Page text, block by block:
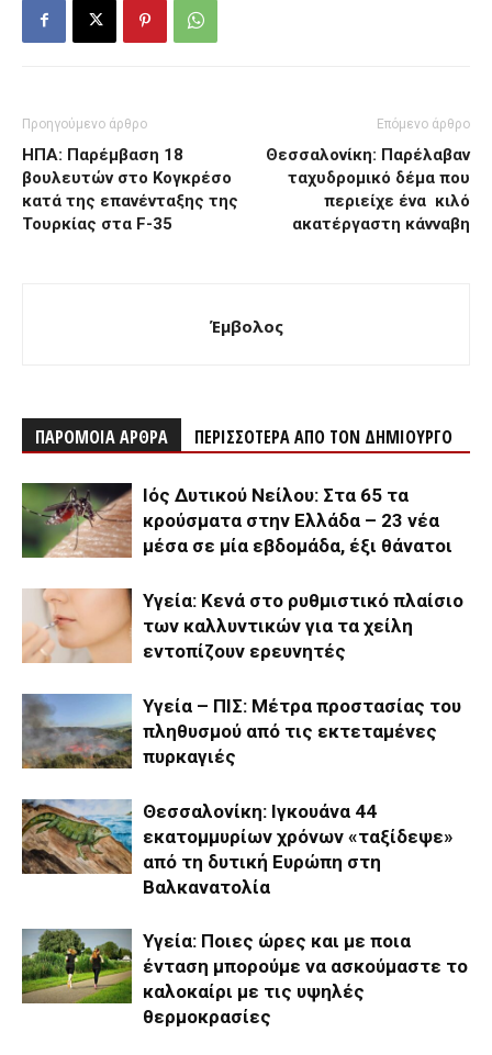
Προηγούμενο άρθρο
ΗΠΑ: Παρέμβαση 18
βουλευτών στο Κογκρέσο
κατά της επανένταξης της
Τουρκίας στα F-35
Επόμενο άρθρο
Θεσσαλονίκη: Παρέλαβαν
ταχυδρομικό δέμα που
περιείχε ένα κιλό
ακατέργαστη κάνναβη
Έμβολος
ΠΑΡΟΜΟΙΑ ΑΡΘΡΑ ΠΕΡΙΣΣΟΤΕΡΑ ΑΠΟ ΤΟΝ ΔΗΜΙΟΥΡΓΟ
Ιός Δυτικού Νείλου: Στα 65 τα
κρούσματα στην Ελλάδα – 23 νέα
μέσα σε μία εβδομάδα, έξι θάνατοι
Υγεία: Κενά στο ρυθμιστικό πλαίσιο
των καλλυντικών για τα χείλη
εντοπίζουν ερευνητές
Υγεία – ΠΙΣ: Μέτρα προστασίας του
πληθυσμού από τις εκτεταμένες
πυρκαγιές
Θεσσαλονίκη: Ιγκουάνα 44
εκατομμυρίων χρόνων «ταξίδεψε»
από τη δυτική Ευρώπη στη
Βαλκανατολία
Υγεία: Ποιες ώρες και με ποια
ένταση μπορούμε να ασκούμαστε το
καλοκαίρι με τις υψηλές
θερμοκρασίες